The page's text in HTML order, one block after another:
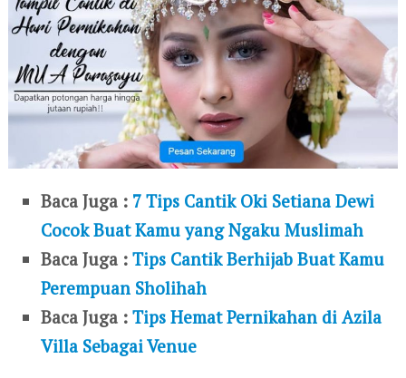
Baca Juga : 7 Tips Cantik Oki Setiana Dewi
Cocok Buat Kamu yang Ngaku Muslimah
Baca Juga :Tips Cantik Berhijab Buat Kamu
Perempuan Sholihah
Baca Juga :Tips Hemat Pernikahan di Azila
Villa Sebagai Venue